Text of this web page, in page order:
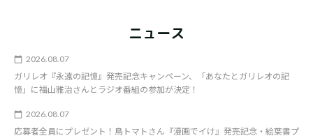
ニュース
2026.08.07
ガリレオ『永遠の記憶』発売記念キャンペーン、「あなたとガリレオの記
憶」に福山雅治さんとラジオ番組の参加が決定！
2026.08.07
応募者全員にプレゼント！鳥トマトさん『漫画でイけ』発売記念・絵葉書プ